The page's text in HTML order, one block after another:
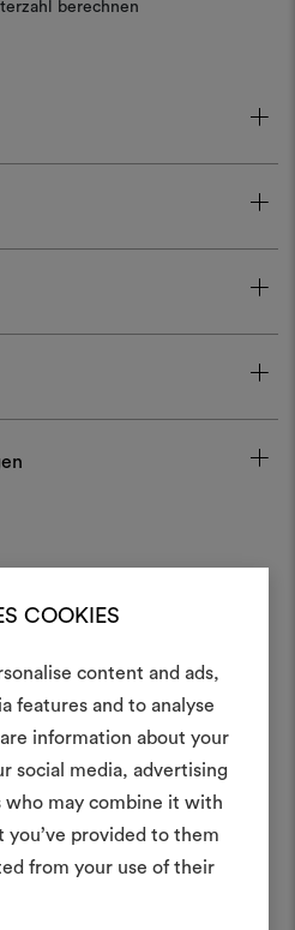
COOKIES
content and ads,
features and to analyse
information about your
social media, advertising
who may combine it with
provided to them
from your use of their
berechnen
Ein
erstellen
Ein interaktives Tool, mit
Ideen zum Leben
anderen teilen können,